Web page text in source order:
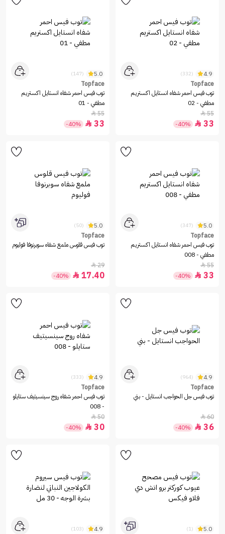
4.9
(332)
Topface
توب فيس احمر شفاه انستايل اكستريم
مطفي - 02
55

33

-40%
5.0
(147)
Topface
توب فيس احمر شفاه انستايل اكستريم
مطفي - 01
55

33

-40%
5.0
(347)
Topface
توب فيس احمر شفاه انستايل اكستريم
مطفي - 008
55

33

-40%
5.0
(50)
Topface
توب فيس قلوس ملمع شفاه سوبرنوفا فوليوم
29

17.40

-40%
4.9
(964)
Topface
توب فيس جل الحواجب انستايل - بني
60

36

-40%
4.9
(333)
Topface
توب فيس احمر شفاه روج سينسيتيف ستايلو
- 008
50

30

-40%
5.0
(1)
4.9
(103)